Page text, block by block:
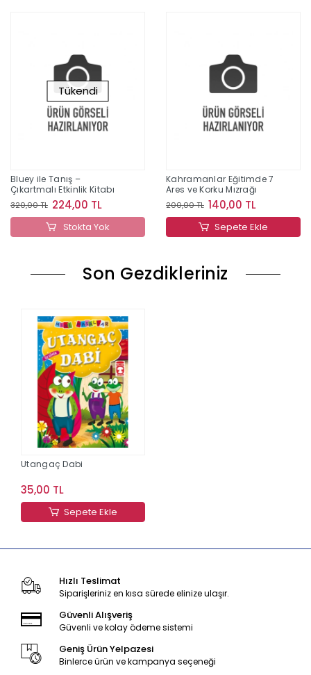
Tükendi
Bluey ile Tanış –
Çıkartmalı Etkinlik Kitabı
320,00 TL 224,00 TL
Stokta Yok
Kahramanlar Eğitimde 7
Ares ve Korku Mızrağı
200,00 TL 140,00 TL
Sepete Ekle
Son Gezdikleriniz
Utangaç Dabi
35,00 TL
Sepete Ekle
Hızlı Teslimat
Siparişleriniz en kısa sürede elinize ulaşır.
Güvenli Alışveriş
Güvenli ve kolay ödeme sistemi
Geniş Ürün Yelpazesi
Binlerce ürün ve kampanya seçeneği